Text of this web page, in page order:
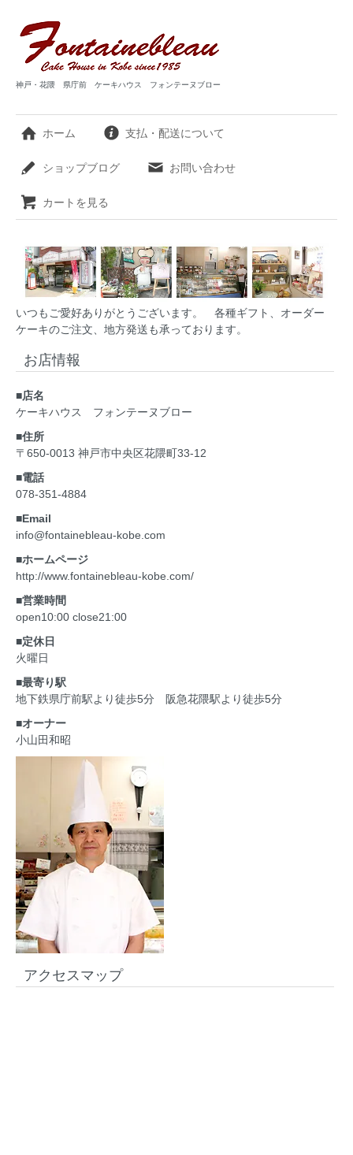
神戸・花隈 県庁前 ケーキハウス フォンテーヌブロー
ホーム 支払・配送について
ショップブログ お問い合わせ
カートを見る
いつもご愛好ありがとうございます。 各種ギフト、オーダー
ケーキのご注文、地方発送も承っております。
お店情報
■店名
ケーキハウス フォンテーヌブロー
■住所
〒650-0013 神戸市中央区花隈町33-12
■電話
078-351-4884
■Email
info@fontainebleau-kobe.com
■ホームページ
http://www.fontainebleau-kobe.com/
■営業時間
open10:00 close21:00
■定休日
火曜日
■最寄り駅
地下鉄県庁前駅より徒歩5分 阪急花隈駅より徒歩5分
■オーナー
小山田和昭
アクセスマップ